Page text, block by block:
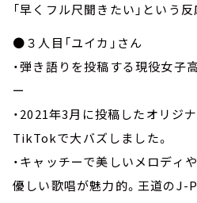
「早くフル尺聞きたい」という
●３人目「ユイカ」さん
・弾き語りを投稿する現役女子
ー
・2021年3月に投稿したオリジ
TikTokで大バズしました。
・キャッチーで美しいメロディ
優しい歌唱が魅力的。王道のJ-